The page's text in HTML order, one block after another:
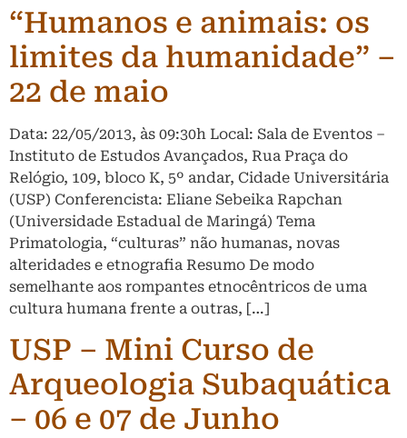
“Humanos e animais: os
limites da humanidade” –
22 de maio
Data: 22/05/2013, às 09:30h Local: Sala de Eventos –
Instituto de Estudos Avançados, Rua Praça do
Relógio, 109, bloco K, 5º andar, Cidade Universitária
(USP) Conferencista: Eliane Sebeika Rapchan
(Universidade Estadual de Maringá) Tema
Primatologia, “culturas” não humanas, novas
alteridades e etnografia Resumo De modo
semelhante aos rompantes etnocêntricos de uma
cultura humana frente a outras, […]
USP – Mini Curso de
Arqueologia Subaquática
– 06 e 07 de Junho